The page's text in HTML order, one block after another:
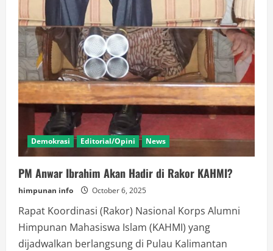
Demokrasi Editorial/Opini News
PM Anwar Ibrahim Akan Hadir di Rakor KAHMI?
himpunan info October 6, 2025
Rapat Koordinasi (Rakor) Nasional Korps Alumni
Himpunan Mahasiswa Islam (KAHMI) yang
dijadwalkan berlangsung di Pulau Kalimantan